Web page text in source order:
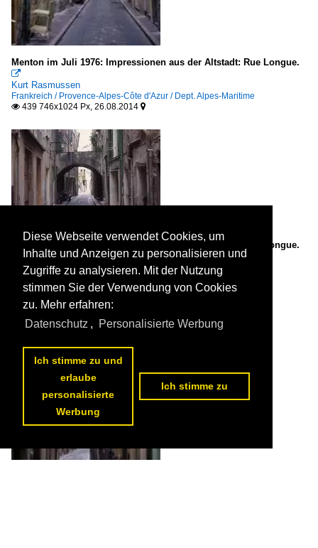
Menton im Juli 1976: Impressionen aus der Altstadt: Rue Longue.

Kurt Rasmussen
Frankreich / Provence-Alpes-Côte d'Azur / Dept. Alpes-Maritime
 439 746x1024 Px, 26.08.2014 
Menton im Juli 1976: Impressionen aus der Altstadt: Rue Longue.
Kurt Rasmussen
Frankreich / Provence-Alpes-Côte d'Azur / Dept. Alpes-Maritime
444 1200x797 Px, 26.08.2014
Diese Webseite verwendet Cookies, um
Inhalte und Anzeigen zu personalisieren und
Zugriffe zu analysieren. Mit der Nutzung
stimmen Sie der Verwendung von Cookies
zu. Mehr erfahren:
Datenschutz , Personalisierte Werbung
Ich stimme zu und
erlaube
personalisierte
Werbung
Ich stimme zu